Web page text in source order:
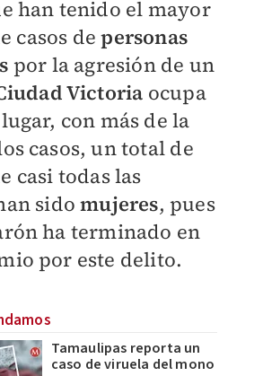
han tenido el mayor
casos depersonas
por la agresión de un
Victoria ocupa
con más de la
casos, un total de
casi todas las
sido mujeres, pues
ha terminado en
por este delito.
Tamaulipas reporta un
caso de viruela del mono